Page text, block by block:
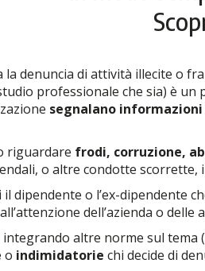
la denuncia di attività illecite o
professionale che sia) è
segnalano
riguardare frodi, corruzione,
o altre condotte scorrette,
dipendente o l’ex-dipendente
dell’azienda o
altre norme sul tema
o indimidatorie chi decide di